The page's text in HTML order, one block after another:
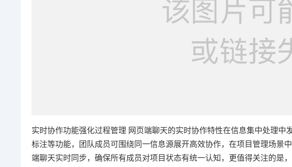
实时协作功能强化过程管理 网页端聊天的实时协作特性在信息集中处理
标注等功能，团队成员可围绕同一信息源展开高效协作，在项目管理场景
端聊天实时同步，确保所有成员对项目状态有统一认知，更值得关注的是